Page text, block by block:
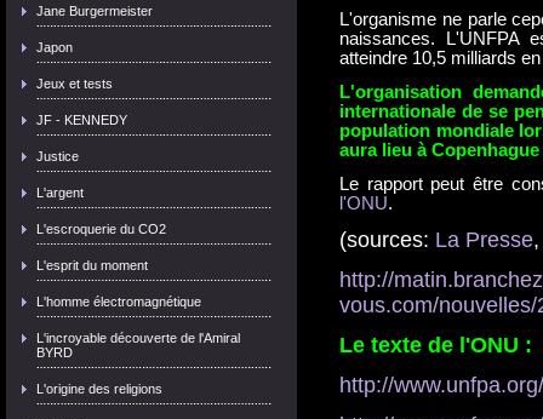
Jane Burgermeister
Japon
Jeux et tests
JF - KENNEDY
Justice
L'argent
L'escroquerie du CO2
L'esprit du moment
L'homme électromagnétique
L'incroyable découverte de l'Amiral
BYRD
L'origine des religions
L'organisme ne parle
naissances. L'UNFPA
atteindre 10,5 milliards
L'organisation
internationale de se
population mondiale
aura lieu à
Le rapport peut être
l'ONU.
(sources: La Presse
http://
vous.com/
Le texte de l'ONU :
http://